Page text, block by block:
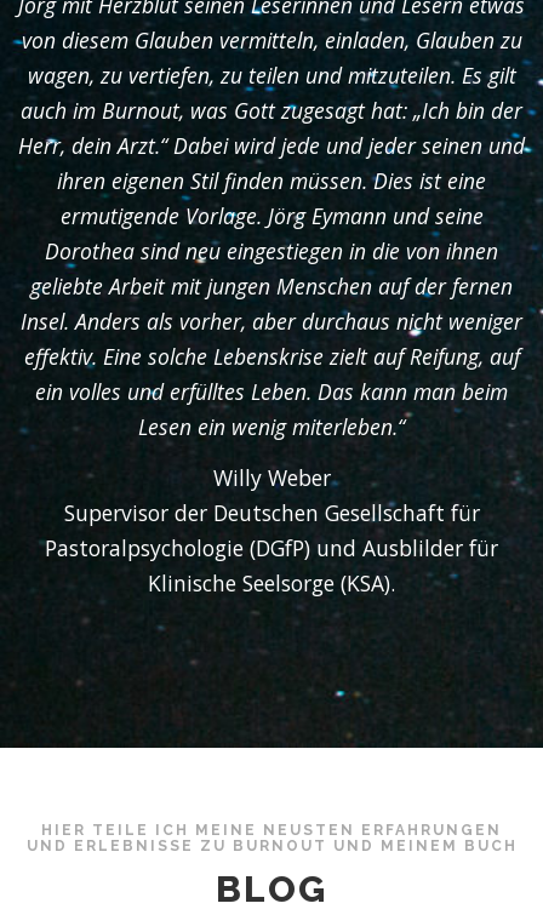
von diesem Glauben vermitteln, einladen, Glauben zu
wagen, zu vertiefen, zu teilen und mitzuteilen. Es gilt
auch im Burnout, was Gott zugesagt hat: „Ich bin der
Herr, dein Arzt.“ Dabei wird jede und jeder seinen und
ihren eigenen Stil finden müssen. Dies ist eine
ermutigende Vorlage. Jörg Eymann und seine
Dorothea sind neu eingestiegen in die von ihnen
geliebte Arbeit mit jungen Menschen auf der fernen
Insel. Anders als vorher, aber durchaus nicht weniger
effektiv. Eine solche Lebenskrise zielt auf Reifung, auf
ein volles und erfülltes Leben. Das kann man beim
Lesen ein wenig miterleben.“
Willy Weber
Supervisor der Deutschen Gesellschaft für
Pastoralpsychologie (DGfP) und Ausblilder für
Klinische Seelsorge (KSA).
HIER TEILE ICH MEINE NEUSTEN ERFAHRUNGEN
UND ERLEBNISSE ZU BURNOUT UND MEINEM BUCH
BLOG